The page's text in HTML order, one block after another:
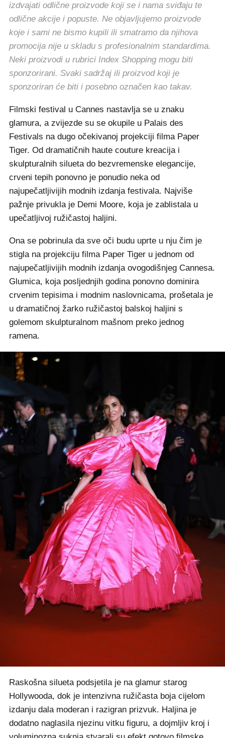
izdvajati odlične proizvode koji se i nama sviđaju te
odlične akcije i popuste. Ne objavljujemo proizvode
koje i sami ne bismo kupili ili smatramo da njihova
promocija nije u skladu s profesionalnim standardima.
Neki proizvodi u rubrici Index Shopping mogu biti
sponzorirani. Svaki sadržaj ili proizvod koji je
sponzoriran će biti i posebno označen kao takav.
Filmski festival u Cannes nastavlja se u znaku
glamura, a zvijezde su se okupile u Palais des
Festivals na dugo očekivanoj projekciji filma Paper
Tiger. Od dramatičnih haute couture kreacija i
skulpturalnih silueta do bezvremenske elegancije,
crveni tepih ponovno je ponudio neka od
najupečatljivijih modnih izdanja festivala. Najviše
pažnje privukla je Demi Moore, koja je zablistala u
upečatljivoj ružičastoj haljini.
Ona se pobrinula da sve oči budu uprte u nju čim je
stigla na projekciju filma Paper Tiger u jednom od
najupečatljivijih modnih izdanja ovogodišnjeg Cannesa.
Glumica, koja posljednjih godina ponovno dominira
crvenim tepisima i modnim naslovnicama, prošetala je
u dramatičnoj žarko ružičastoj balskoj haljini s
golemom skulpturalnom mašnom preko jednog
ramena.
Raskošna silueta podsjetila je na glamur starog
Hollywooda, dok je intenzivna ružičasta boja cijelom
izdanju dala moderan i razigran prizvuk. Haljina je
dodatno naglasila njezinu vitku figuru, a dojmljiv kroj i